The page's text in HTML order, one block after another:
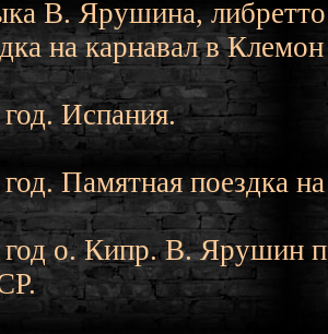
В. Ярушина,
на карнавал в
Испания.
Памятная поездка
о. Кипр. В. Ярушин